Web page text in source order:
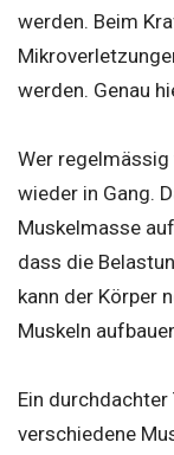
werden. Beim
werden. Genau
Wer
wieder in Gang.
Muskelmasse
dass die
kann der Körper
Muskeln
Ein
verschiedene